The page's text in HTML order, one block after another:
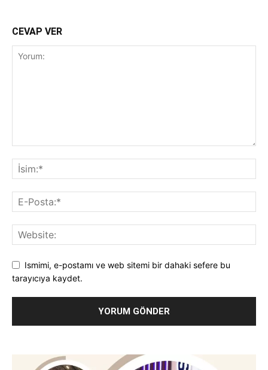
CEVAP VER
Ismimi, e-postamı ve web sitemi bir dahaki sefere bu
tarayıcıya kaydet.